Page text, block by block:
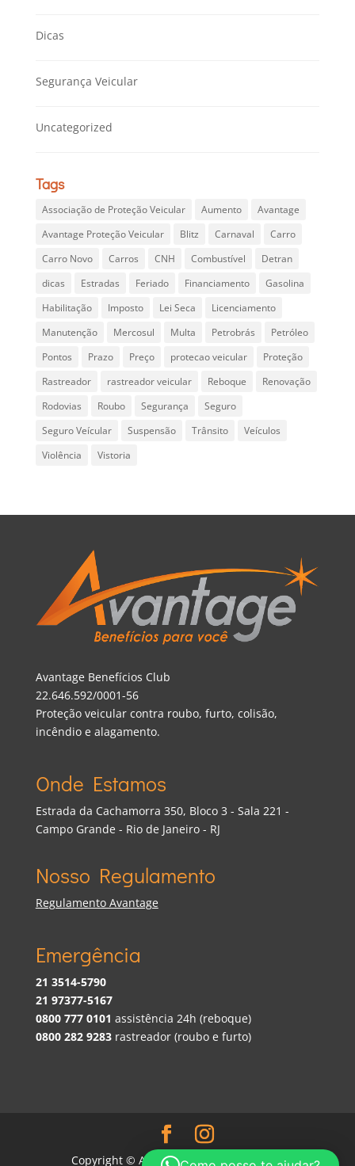
Dicas
Segurança Veicular
Uncategorized
Tags
Associação de Proteção Veicular Aumento
Avantage
Avantage Proteção Veicular
Blitz Carnaval
Carro
Carro Novo
Carros CNH Combustível
Detran
dicas
Estradas Feriado Financiamento
Gasolina
Habilitação
Imposto Lei Seca
Licenciamento
Manutenção
Mercosul Multa Petrobrás
Petróleo
Pontos
Prazo Preço protecao veicular
Proteção
Rastreador
rastreador veicular Reboque
Renovação
Rodovias
Roubo Segurança
Seguro
Seguro Veícular
Suspensão Trânsito
Veículos
Violência
Vistoria
Avantage Benefícios Club
22.646.592/0001-56
Proteção veicular contra roubo, furto, colisão,
incêndio e alagamento.
Onde Estamos
Estrada da Cachamorra 350, Bloco 3 - Sala 221 -
Campo Grande - Rio de Janeiro - RJ
Nosso Regulamento
Regulamento Avantage
Emergência
21 3514-5790
21 97377-5167
0800 777 0101 assistência 24h (reboque)
0800 282 9283rastreador (roubo e furto)
Copyright © Avantage Benefícios Club |